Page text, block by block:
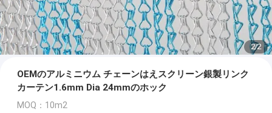
2/2
OEMのアルミニウム チェーンはえスクリーン銀製リンク
カーテン1.6mm Dia 24mmのホック
MOQ：10m2